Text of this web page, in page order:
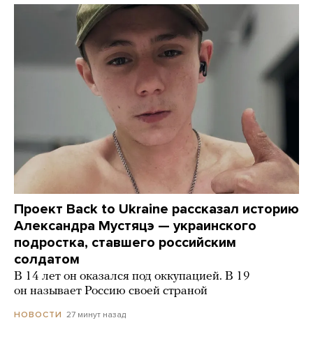
Проект Back to Ukraine рассказал историю
Александра Мустяцэ — украинского
подростка, ставшего российским
солдатом
В 14 лет он оказался под оккупацией. В 19
он называет Россию своей страной
НОВОСТИ 27 минут назад